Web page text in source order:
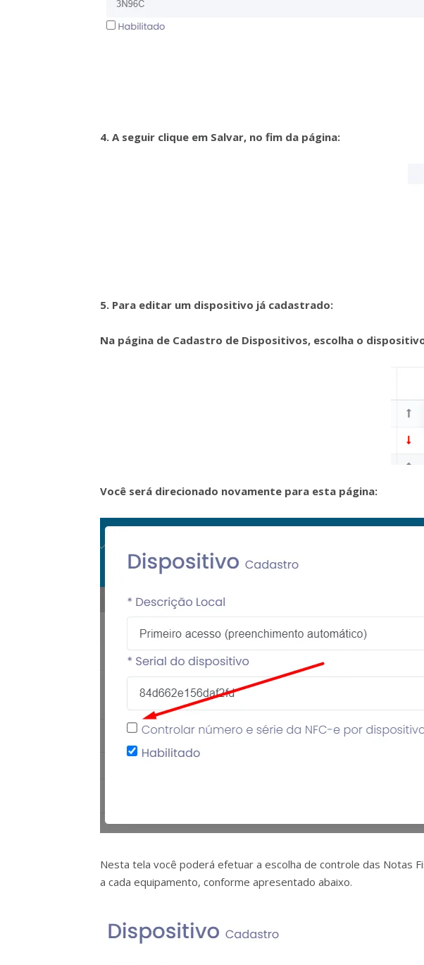
4. A seguir clique em Salvar, no fim da página:
5. Para editar um dispositivo já cadastrado:
Na página de Cadastro de Dispositivos, escolha o
Você será direcionado novamente para esta página:
Nesta tela você poderá efetuar a escolha de controle das Notas
a cada equipamento, conforme apresentado abaixo.